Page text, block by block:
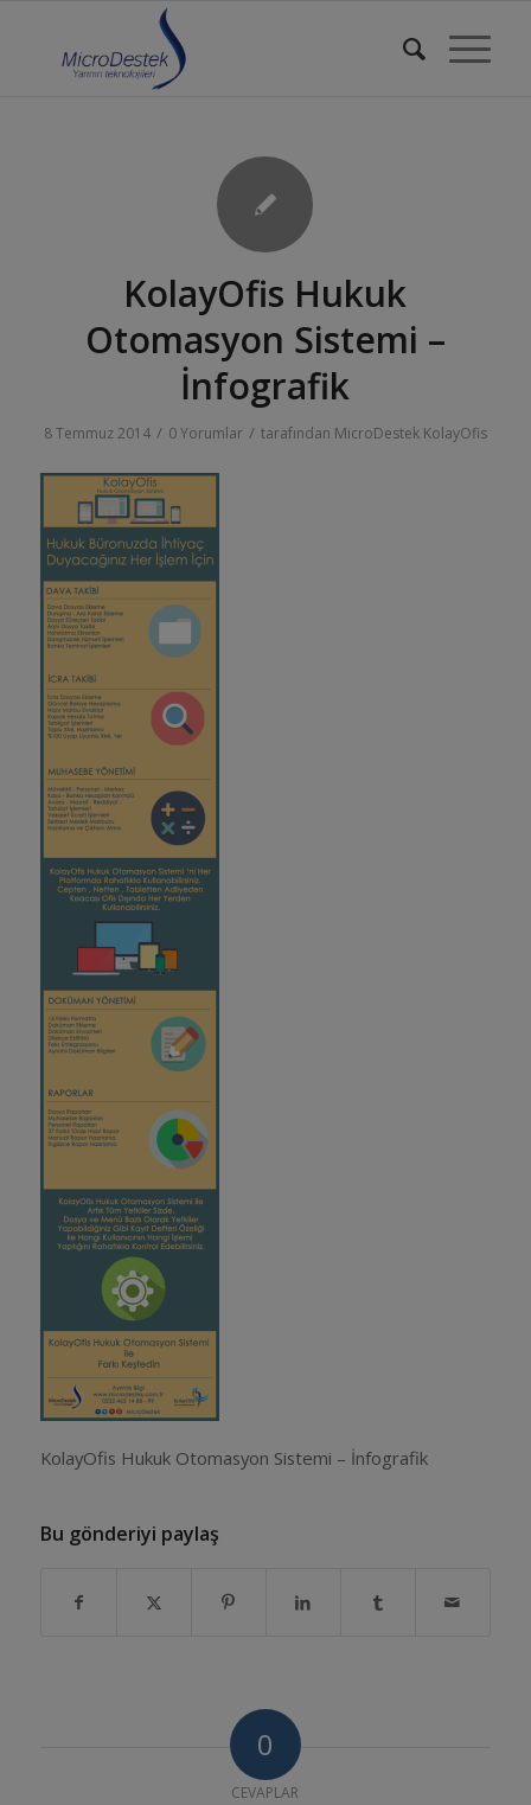
KolayOfis Hukuk
Otomasyon Sistemi –
İnfografik
8 Temmuz 2014 / 0 Yorumlar / tarafından MicroDestek KolayOfis
KolayOfis Hukuk Otomasyon Sistemi – İnfografik
Bu gönderiyi paylaş
0
CEVAPLAR